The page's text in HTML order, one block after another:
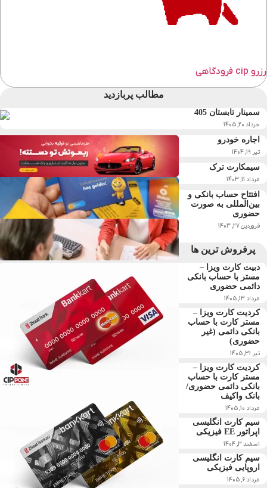
رزرو cip فرودگاهی
مطالب پربازدید
سمینار تابستان 405
خرداد 20, 1405
اجاره خودرو
تیر 19, 1404
سیمکارت ترک
مرداد 11, 1403
افتتاح حساب بانکی و
بین‌المللی به صورت
حضوری
فروردین 27, 1403
پرفروش ترین ها
دبیت کارت ویزا –
مستر با حساب بانکی
دائمی حضوری
مرداد 13, 1405
کردیت کارت ویزا –
مستر کارت با حساب
بانکی دائمی (غیر
حضوری)
تیر 31, 1405
کردیت کارت ویزا –
مستر کارت با حساب
بانکی دائمی حضوری/
بانک واکیف
مرداد 10, 1405
سیم کارت انگلیسی
اپراتور EE فیزیکی
اسفند 3, 1404
سیم کارت انگلیسی
اروپایی فیزیکی
مرداد 6, 1405